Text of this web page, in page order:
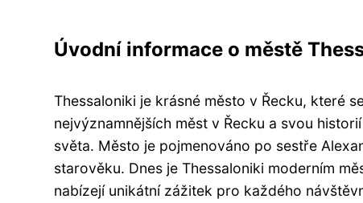
Úvodní informace o městě
Thessaloniki je krásné město v Řecku, které
nejvýznamnějších měst v Řecku a svou
světa. Město je pojmenováno po sestře
starověku. Dnes je Thessaloniki moderním
nabízejí unikátní zážitek pro každého